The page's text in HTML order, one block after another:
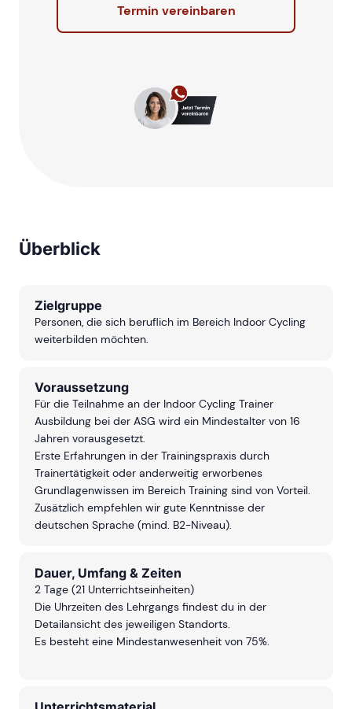
Termin vereinbaren
Überblick
Zielgruppe
Personen, die sich beruflich im Bereich Indoor Cycling
weiterbilden möchten.
Voraussetzung
Für die Teilnahme an der Indoor Cycling Trainer
Ausbildung bei der ASG wird ein Mindestalter von 16
Jahren vorausgesetzt.
Erste Erfahrungen in der Trainingspraxis durch
Trainertätigkeit oder anderweitig erworbenes
Grundlagenwissen im Bereich Training sind von Vorteil.
Zusätzlich empfehlen wir gute Kenntnisse der
deutschen Sprache (mind. B2-Niveau).
Dauer, Umfang & Zeiten
2 Tage (21 Unterrichtseinheiten)
Die Uhrzeiten des Lehrgangs findest du in der
Detailansicht des jeweiligen Standorts.
Es besteht eine Mindestanwesenheit von 75%.